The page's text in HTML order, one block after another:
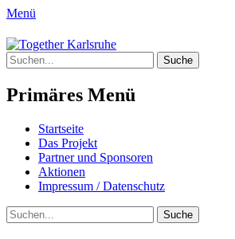
Menü
Together Karlsruhe
Integration von jungen
Suche
nach:
Primäres Menü
Springe
zum
Inhalt
Startseite
Das Projekt
Partner und Sponsoren
Aktionen
Impressum / Datenschutz
Suchen
Suche
nach: